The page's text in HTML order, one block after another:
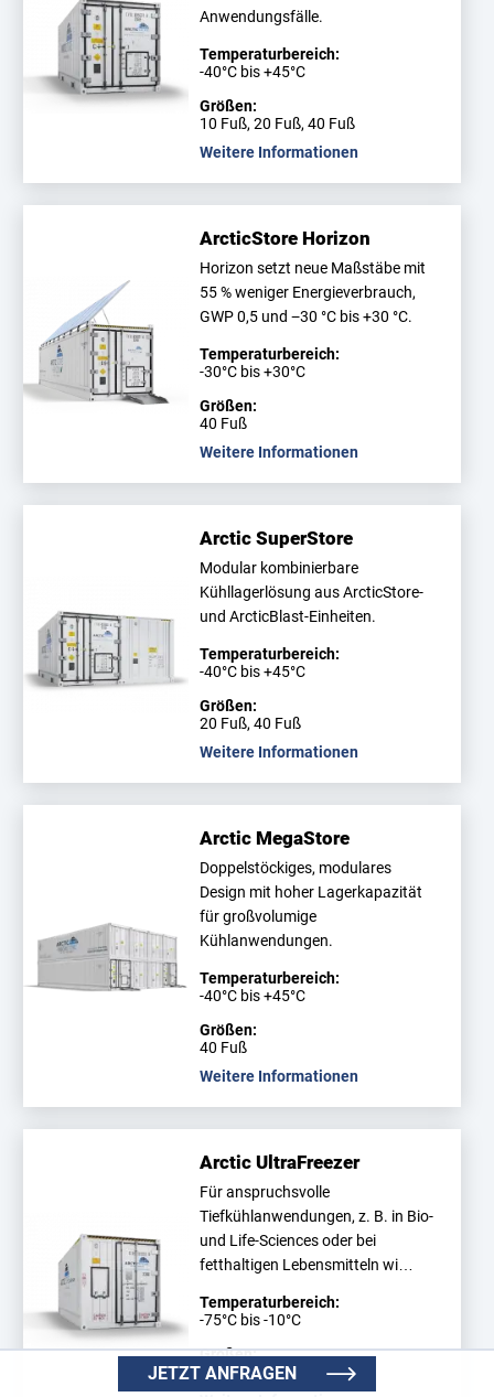
Anwendungsfälle.
Temperaturbereich:
-40°C bis +45°C
Größen:
10 Fuß, 20 Fuß, 40 Fuß
Weitere Informationen
ArcticStore Horizon
Horizon setzt neue Maßstäbe mit
55 % weniger Energieverbrauch,
GWP 0,5 und −30 °C bis +30 °C.
Temperaturbereich:
-30°C bis +30°C
Größen:
40 Fuß
Weitere Informationen
Arctic SuperStore
Modular kombinierbare
Kühllagerlösung aus ArcticStore-
und ArcticBlast-Einheiten.
Temperaturbereich:
-40°C bis +45°C
Größen:
20 Fuß, 40 Fuß
Weitere Informationen
Arctic MegaStore
Doppelstöckiges, modulares
Design mit hoher Lagerkapazität
für großvolumige
Kühlanwendungen.
Temperaturbereich:
-40°C bis +45°C
Größen:
40 Fuß
Weitere Informationen
Arctic UltraFreezer
Für anspruchsvolle
Tiefkühlanwendungen, z. B. in Bio-
und Life-Sciences oder bei
fetthaltigen Lebensmitteln wi…
Temperaturbereich:
-75°C bis -10°C
Größen:
20 Fuß, 40 Fuß
JETZT ANFRAGEN